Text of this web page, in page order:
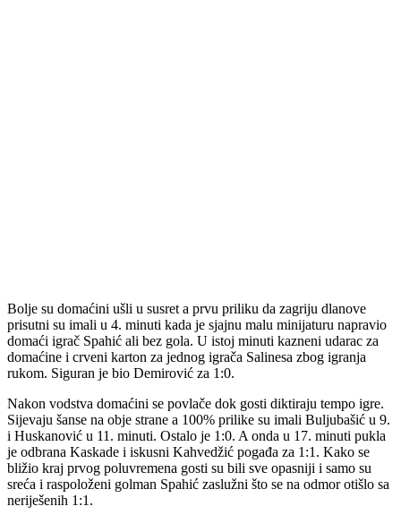
Bolje su domaćini ušli u susret a prvu priliku da zagriju dlanove
prisutni su imali u 4. minuti kada je sjajnu malu minijaturu napravio
domaći igrač Spahić ali bez gola. U istoj minuti kazneni udarac za
domaćine i crveni karton za jednog igrača Salinesa zbog igranja
rukom. Siguran je bio Demirović za 1:0.
Nakon vodstva domaćini se povlače dok gosti diktiraju tempo igre.
Sijevaju šanse na obje strane a 100% prilike su imali Buljubašić u 9.
i Huskanović u 11. minuti. Ostalo je 1:0. A onda u 17. minuti pukla
je odbrana Kaskade i iskusni Kahvedžić pogađa za 1:1. Kako se
bližio kraj prvog poluvremena gosti su bili sve opasniji i samo su
sreća i raspoloženi golman Spahić zaslužni što se na odmor otišlo sa
neriješenih 1:1.